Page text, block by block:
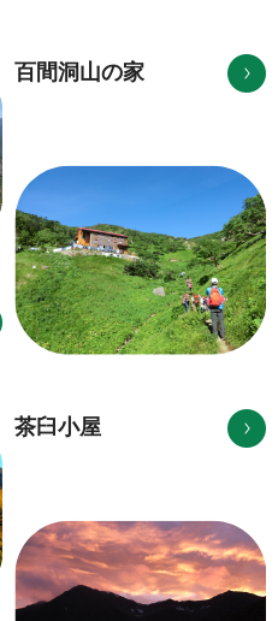
百間洞山の家
茶臼小屋